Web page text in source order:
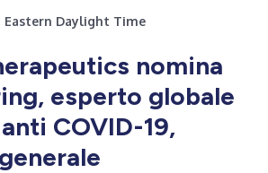
Eastern Daylight Time
nomina
esperto globale
COVID-19,